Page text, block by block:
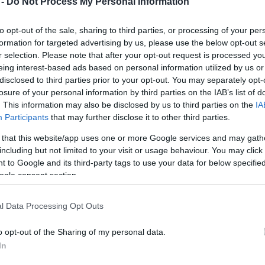
opt-out of the sale, sharing to third parties, or processing of your
for targeted advertising by us, please use the below opt-out
selection. Please note that after your opt-out request is processed
interest-based ads based on personal information utilized by us
to third parties prior to your opt-out. You may separately
of your personal information by third parties on the IAB’s list of
This information may also be disclosed by us to third parties on the
Participants that may further disclose it to other third parties.
that this website/app uses one or more Google services and may
but not limited to your visit or usage behaviour. You may
to Google and its third-party tags to use your data for below
consent section.
Data Processing Opt Outs
opt-out of the Sharing of my personal data.
filmrendezője most újabb dobásra
A jelentések szerint a rendező a Hollywood jelképé
vált felirat mintájára wellingtoni otthonában
helyezné el a Welliwood táblákat. A hollywoodi
reklámkamara azonban, amely a Los Angeles-i
eredeti birtokosa, törvényes lépéseket fontolgat
Jackson tervei ellen, azzal érvelve, hogy a jelkép
önálló márka, amit nem lehet csak úgy lemásolni.
A tervezett Wellywood tábla azonban csak akkor
akinek 15 hónapig készülő trilógiája 200 millió
filmközponttá téve ezzel Wellingtont. A
minden eredetiséget nélkülözőnek
júniusra tervezik.
A
A